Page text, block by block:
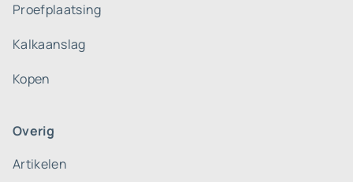
Proefplaatsing
Kalkaanslag
Kopen
Overig
Artikelen